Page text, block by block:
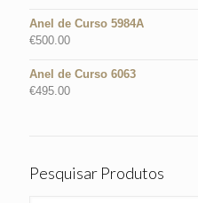
Anel de Curso 5984A
€500.00
Anel de Curso 6063
€495.00
Pesquisar Produtos